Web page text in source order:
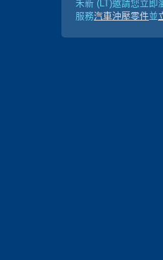
禾新 (LT)邀請您立即
服務汽車沖壓零件並